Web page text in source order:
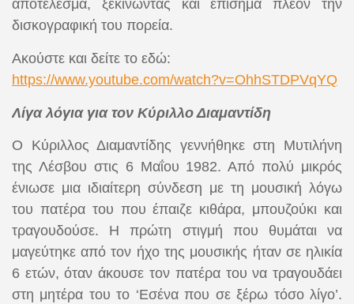
αποτέλεσμα, ξεκινώντας και επίσημα πλέον την
δισκογραφική του πορεία.
Ακούστε και δείτε το εδώ:
https://www.youtube.com/watch?v=OhhSTDPVqYQ
Λίγα λόγια για τον Κύριλλο Διαμαντίδη
Ο Κύριλλος Διαμαντίδης γεννήθηκε στη Μυτιλήνη
της Λέσβου στις 6 Μαΐου 1982. Από πολύ μικρός
ένιωσε μια ιδιαίτερη σύνδεση με τη μουσική λόγω
του πατέρα του που έπαιζε κιθάρα, μπουζούκι και
τραγουδούσε. Η πρώτη στιγμή που θυμάται να
μαγεύτηκε από τον ήχο της μουσικής ήταν σε ηλικία
6 ετών, όταν άκουσε τον πατέρα του να τραγουδάει
στη μητέρα του το ‘Εσένα που σε ξέρω τόσο λίγο’.